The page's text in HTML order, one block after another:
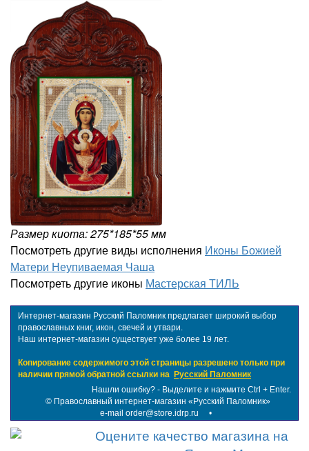
Размер киота: 275*185*55 мм
Посмотреть другие виды исполнения Иконы Божией
Матери Неупиваемая Чаша
Посмотреть другие иконы Мастерская ТИЛЬ
Интернет-магазин Русский Паломник предлагает широкий выбор
православных книг, икон, свечей и утвари.
Наш интернет-магазин существует уже более 19 лет.
Копирование содержимого этой страницы разрешено только при
наличии прямой обратной ссылки на Русский Паломник
Нашли ошибку? - Выделите и нажмите Ctrl + Enter.
© Православный интернет-магазин «Русский Паломник»
e-mail order@store.idrp.ru •